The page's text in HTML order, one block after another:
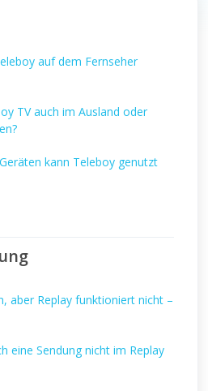
auf dem Fernseher
TV auch im Ausland oder
kann Teleboy genutzt
aber Replay funktioniert nicht –
eine Sendung nicht im Replay